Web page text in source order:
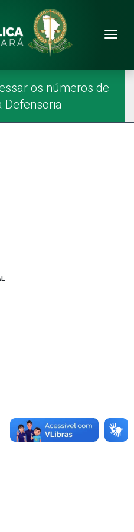
os números de
Defensoria